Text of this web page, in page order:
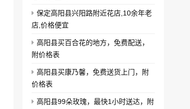
保定高阳县兴阳路附近花店,10余年老
店,价格便宜
高阳县买百合花的地方，免费配送，
附价格表
高阳县买康乃馨，免费送货上门，附
价格表
高阳县99朵玫瑰，最快1小时送达，附